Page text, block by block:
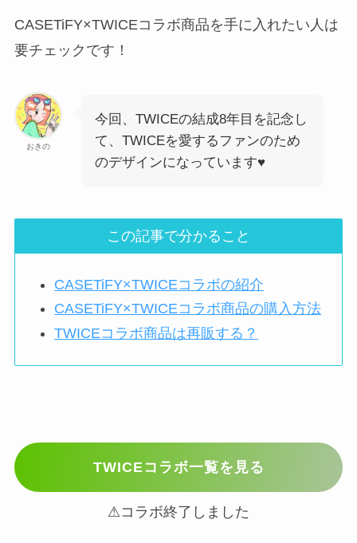
CASETiFY×TWICEコラボ商品を手に入れたい人は
要チェックです！
おきの
今回、TWICEの結成8年目を記念し
て、TWICEを愛するファンのため
のデザインになっています♥
この記事で分かること
CASETiFY×TWICEコラボの紹介
CASETiFY×TWICEコラボ商品の購入方法
TWICEコラボ商品は再販する？
TWICEコラボ一覧を見る
⚠コラボ終了しました